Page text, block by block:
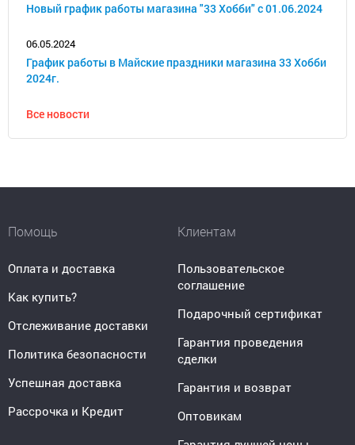
Новый график работы магазина "33 Хобби" с 01.06.2024
06.05.2024
График работы в Майские праздники магазина 33 Хобби
2024г.
Все новости
Помощь
Оплата и доставка
Как купить?
Отслеживание доставки
Политика безопасности
Успешная доставка
Рассрочка и Кредит
Клиентам
Пользовательское
соглашение
Подарочный сертификат
Гарантия проведения
сделки
Гарантия и возврат
Оптовикам